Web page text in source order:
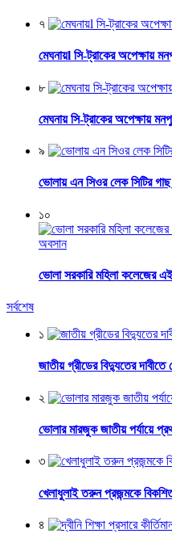
৭
মেঘনায়l সি-ট্রাকের অপেক্ষায়
৮
মেঘনায় সি-ট্রাকের অপেক্ষায়
৯
ভোলায় এন সিওর লেক সিটির গাছ
১০
ভোলা সরকারি মহিলা কলেজের
সর্বশেষ
১
জাতীয় গ্রীডের বিদ্যুতের
২
ভোলার মারজুক জাতীয় পর্যায়ে
৩
খেলাধুলাই তরুন প্রজন্মকে
৪